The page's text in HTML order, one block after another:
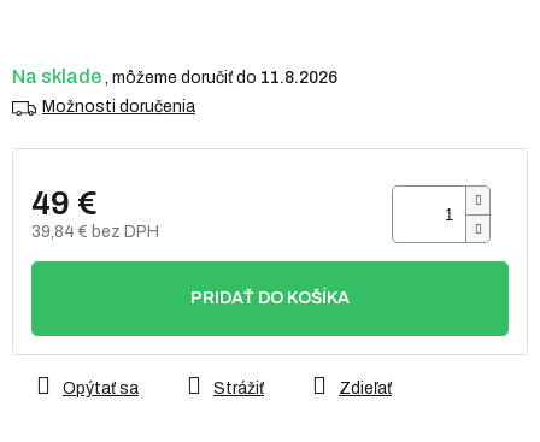
Na sklade
11.8.2026
Možnosti doručenia
49 €
39,84 € bez DPH
Jednotková
PRIDAŤ DO KOŠÍKA
Opýtať sa Strážiť Zdieľať